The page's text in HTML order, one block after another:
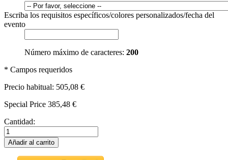
Escriba los requisitos específicos/colores personalizados/fecha del
evento
Número máximo de caracteres: 200
* Campos requeridos
Precio habitual: 505,08 €
Special Price 385,48 €
Cantidad:
Añadir al carrito